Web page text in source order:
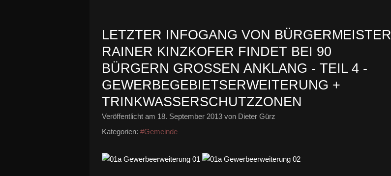
LETZTER INFOGANG VON BÜRGERMEISTER
RAINER KINZKOFER FINDET BEI 90
BÜRGERN GROSSEN ANKLANG - TEIL 4 - G
EWERBEGEBIETSERWEITERUNG + T
RINKWASSERSCHUTZZONEN
Veröffentlicht am 18. September 2013 von Dieter Gürz
Kategorien: #Gemeinde